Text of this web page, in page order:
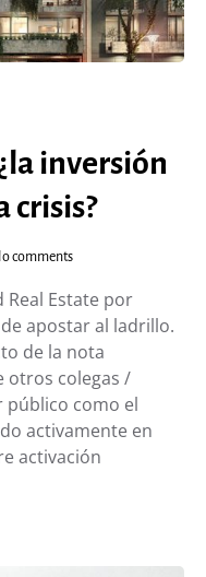
inversión
crisis?
comments
Real Estate por
apostar al ladrillo.
de la nota
otros colegas /
público como el
activamente en
activación